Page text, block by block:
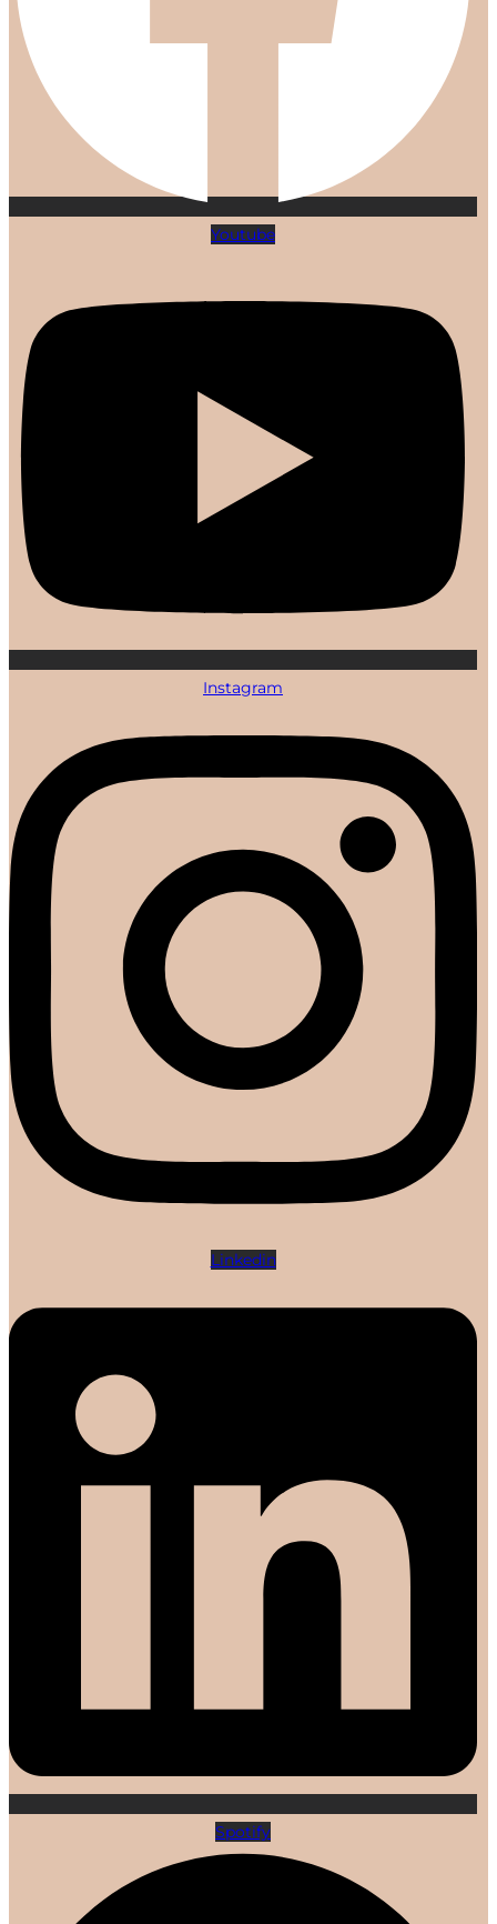
Youtube
Instagram
Linkedin
Spotify